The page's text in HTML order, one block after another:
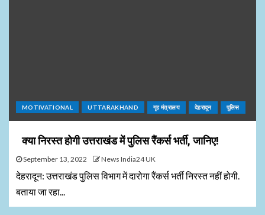
MOTIVATIONAL UTTARAKHAND गृह मंत्रालय देहरादून पुलिस
क्या निरस्त होगी उत्तराखंड में पुलिस रैंकर्स भर्ती, जानिए!
September 13, 2022 News India24 UK
देहरादून: उत्तराखंड पुलिस विभाग में दारोगा रैंकर्स भर्ती निरस्त नहीं होगी.
बताया जा रहा...